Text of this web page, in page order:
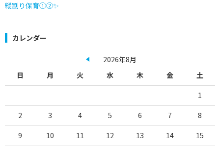
縦割り保育①②✨
カレンダー
2026年8月
日
月 火 水 木 金 土
1
2 3 4 5 6 7 8
9 10 11 12 13 14 15